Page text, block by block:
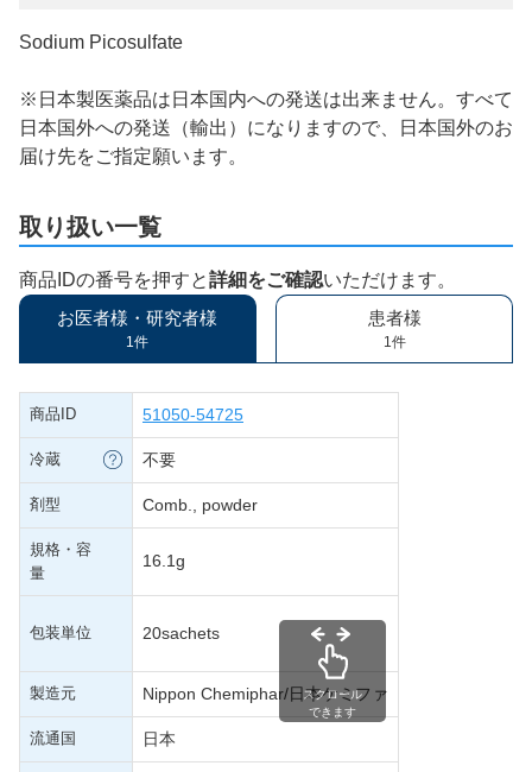
Sodium Picosulfate
※日本製医薬品は日本国内への発送は出来ません。すべて
日本国外への発送（輸出）になりますので、日本国外のお
届け先をご指定願います。
取り扱い一覧
商品IDの番号を押すと詳細をご確認いただけます。
お医者様・研究者様
1件
患者様
1件
商品ID 51050-54725
冷蔵 不要
剤型 Comb., powder
規格・容
量
16.1g
包装単位 20sachets
製造元 Nippon Chemiphar/日本ケミファ
流通国 日本
スクロール
できます